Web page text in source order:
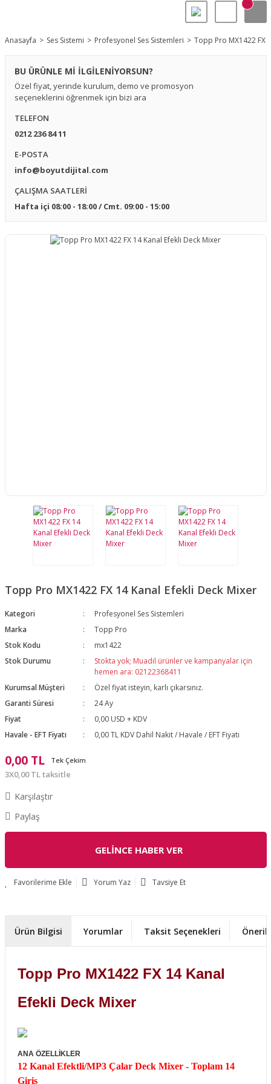
Anasayfa Ses Sistemi Profesyonel Ses Sistemleri Topp Pro MX1422 FX
BU ÜRÜNLE Mİ İLGİLENİYORSUN?
Özel fiyat, yerinde kurulum, demo ve promosyon
seçeneklerini öğrenmek için bizi ara
TELEFON
0212 236 84 11
E-POSTA
info@boyutdijital.com
ÇALIŞMA SAATLERİ
Hafta içi 08:00 - 18:00 / Cmt. 09:00 - 15:00
Topp Pro MX1422 FX 14 Kanal Efekli Deck Mixer
Kategori
Profesyonel Ses Sistemleri
Marka
Topp Pro
Stok Kodu
mx1422
Stok Durumu
Stokta yok; Muadil ürünler ve kampanyalar için
hemen ara: 02122368411
Kurumsal Müşteri
Özel fiyat isteyin, karlı çıkarsınız.
Garanti Süresi
24 Ay
Fiyat
0,00 USD + KDV
Havale - EFT Fiyatı
0,00 TL KDV Dahil Nakit / Havale / EFT Fiyatı
0,00 TL Tek Çekim
3X0,00 TL taksitle
Karşılaştır
Paylaş
GELİNCE HABER VER
Yorum Yaz Tavsiye Et
Ürün Bilgisi Yorumlar Taksit Seçenekleri
Topp Pro MX1422 FX 14 Kanal
Efekli Deck Mixer
ANA ÖZELLİKLER
12 Kanal Efektli/MP3 Çalar Deck Mixer - Toplam 14
Giriş